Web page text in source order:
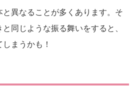
異なることが多くあります。そ
同じような振る舞いをすると、
まうかも！